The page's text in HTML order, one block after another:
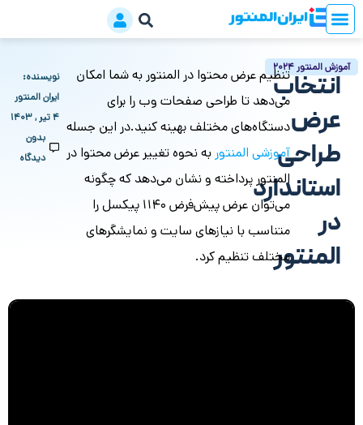
آموزش المنتور 2024
نویسنده:
ایران المنتور
۴ تیر , ۱۴۰۳
بدون
دیدگاه
انتخاب
عرض
طراحی
استاندارد
در
المنتور
تنظیم عرض محتوا در المنتور به شما امکان
می‌دهد تا طراحی صفحات وب را برای
دستگاه‌های مختلف بهینه کنید.در این جسله
آموزشی المنتور به نحوه تغییر عرض محتوا در
المنتور پرداخته و نشان می‌دهد که چگونه
می‌توان عرض پیش‌فرض 1140 پیکسل را
متناسب با نیازهای سایت و نمایشگرهای
مختلف تنظیم کرد.